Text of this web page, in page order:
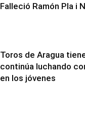
Falleció Ramón Pla i
Toros de Aragua
continúa luchando
en los jóvenes